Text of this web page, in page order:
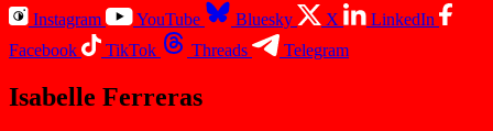
Instagram
YouTube Bluesky X
LinkedIn
Facebook
TikTok Threads Telegram
Isabelle Ferreras